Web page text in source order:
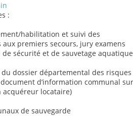
:
habilitation et suivi des
premiers secours, jury examens
sécurité et de sauvetage
dossier départemental des risques
d’information communal
acquéreur locataire)
de sauvegarde